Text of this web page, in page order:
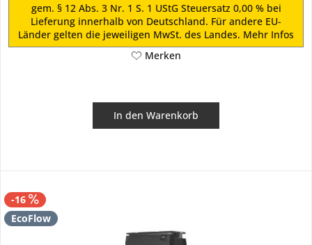
gem. § 12 Abs. 3 Nr. 1 S. 1 UStG Steuersatz 0,00 % bei
Lieferung innerhalb von Deutschland. Für andere EU-
Länder gelten die jeweiligen MwSt. des Landes. Mehr Infos
Merken
In den Warenkorb
-16
EcoFlow